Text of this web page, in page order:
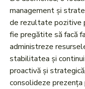
management și
de rezultate pozitive
fie pregătite să facă
administreze
stabilitatea și
proactivă și
consolideze prezența